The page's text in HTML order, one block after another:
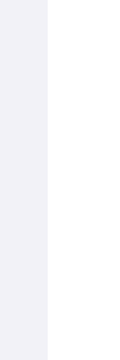
semua